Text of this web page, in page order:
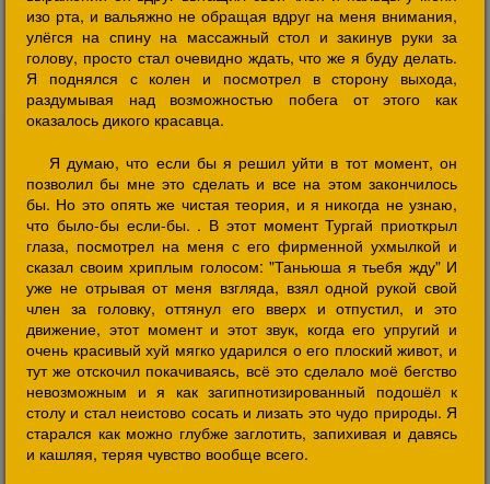
изо рта, и вальяжно не обращая вдруг на меня внимания,
улёгся на спину на массажный стол и закинув руки за
голову, просто стал очевидно ждать, что же я буду делать.
Я поднялся с колен и посмотрел в сторону выхода,
раздумывая над возможностью побега от этого как
оказалось дикого красавца.
Я думаю, что если бы я решил уйти в тот момент, он
позволил бы мне это сделать и все на этом закончилось
бы. Но это опять же чистая теория, и я никогда не узнаю,
что было-бы если-бы. . В этот момент Тургай приоткрыл
глаза, посмотрел на меня с его фирменной ухмылкой и
сказал своим хриплым голосом: "Таньюша я тьебя жду" И
уже не отрывая от меня взгляда, взял одной рукой свой
член за головку, оттянул его вверх и отпустил, и это
движение, этот момент и этот звук, когда его упругий и
очень красивый хуй мягко ударился о его плоский живот, и
тут же отскочил покачиваясь, всё это сделало моё бегство
невозможным и я как загипнотизированный подошёл к
столу и стал неистово сосать и лизать это чудо природы. Я
старался как можно глубже заглотить, запихивая и давясь
и кашляя, теряя чувство вообще всего.